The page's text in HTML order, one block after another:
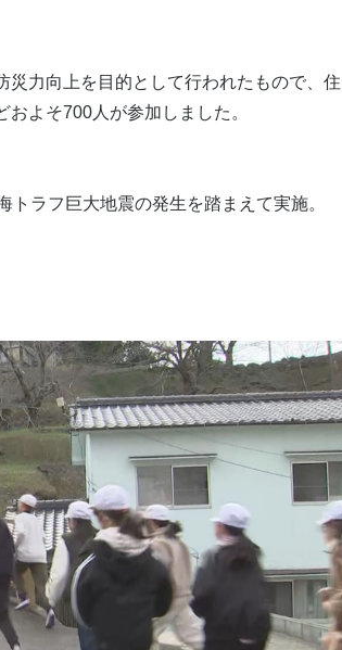
力向上を目的として行われたもので、住
よそ700人が参加しました。
ラフ巨大地震の発生を踏まえて実施。